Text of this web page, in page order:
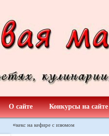
О сайте Конкурсы на сайте
«кекс на кефире с изюмом